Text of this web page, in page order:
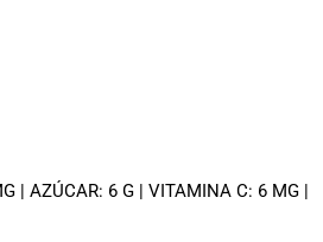
| AZÚCAR: 6 G | VITAMINA C: 6 MG |